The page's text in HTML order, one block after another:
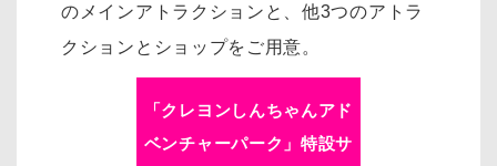
のメインアトラクションと、他3つのアトラ
クションとショップをご用意。
「クレヨンしんちゃんアド
ベンチャーパーク」特設サ